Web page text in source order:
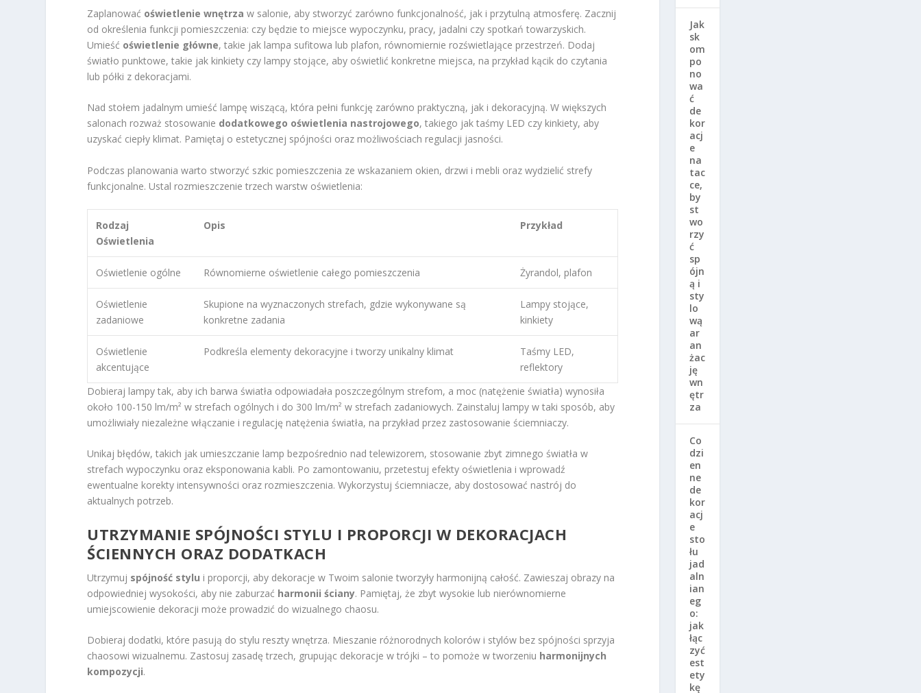
Zaplanować oświetlenie wnętrza w salonie, aby stworzyć zarówno funkcjonalność, jak i przytulną atmosferę. Zacznij
od określenia funkcji pomieszczenia: czy będzie to miejsce wypoczynku, pracy, jadalni czy spotkań towarzyskich.
Umieść oświetlenie główne, takie jak lampa sufitowa lub plafon, równomiernie rozświetlające przestrzeń. Dodaj
światło punktowe, takie jak kinkiety czy lampy stojące, aby oświetlić konkretne miejsca, na przykład kącik do czytania
lub półki z dekoracjami.
Nad stołem jadalnym umieść lampę wiszącą, która pełni funkcję zarówno praktyczną, jak i dekoracyjną. W większych
salonach rozważ stosowanie dodatkowego oświetlenia nastrojowego, takiego jak taśmy LED czy kinkiety, aby
uzyskać ciepły klimat. Pamiętaj o estetycznej spójności oraz możliwościach regulacji jasności.
Podczas planowania warto stworzyć szkic pomieszczenia ze wskazaniem okien, drzwi i mebli oraz wydzielić strefy
funkcjonalne. Ustal rozmieszczenie trzech warstw oświetlenia:
Rodzaj
Oświetlenia
Opis Przykład
Oświetlenie ogólne Równomierne oświetlenie całego pomieszczenia Żyrandol, plafon
Oświetlenie
zadaniowe
Skupione na wyznaczonych strefach, gdzie wykonywane są
konkretne zadania
Lampy stojące,
kinkiety
Oświetlenie
akcentujące
Podkreśla elementy dekoracyjne i tworzy unikalny klimat
Taśmy LED,
reflektory
Dobieraj lampy tak, aby ich barwa światła odpowiadała poszczególnym strefom, a moc (natężenie światła) wynosiła
około 100-150 lm/m² w strefach ogólnych i do 300 lm/m² w strefach zadaniowych. Zainstaluj lampy w taki sposób, aby
umożliwiały niezależne włączanie i regulację natężenia światła, na przykład przez zastosowanie ściemniaczy.
Unikaj błędów, takich jak umieszczanie lamp bezpośrednio nad telewizorem, stosowanie zbyt zimnego światła w
strefach wypoczynku oraz eksponowania kabli. Po zamontowaniu, przetestuj efekty oświetlenia i wprowadź
ewentualne korekty intensywności oraz rozmieszczenia. Wykorzystuj ściemniacze, aby dostosować nastrój do
aktualnych potrzeb.
UTRZYMANIE SPÓJNOŚCI STYLU I PROPORCJI W DEKORACJACH
ŚCIENNYCH ORAZ DODATKACH
Utrzymuj spójność stylu i proporcji, aby dekoracje w Twoim salonie tworzyły harmonijną całość. Zawieszaj obrazy na
odpowiedniej wysokości, aby nie zaburzać harmonii ściany. Pamiętaj, że zbyt wysokie lub nierównomierne
umiejscowienie dekoracji może prowadzić do wizualnego chaosu.
Dobieraj dodatki, które pasują do stylu reszty wnętrza. Mieszanie różnorodnych kolorów i stylów bez spójności sprzyja
chaosowi wizualnemu. Zastosuj zasadę trzech, grupując dekoracje w trójki – to pomoże w tworzeniu harmonijnych
kompozycji.
Jak
sk
om
po
no
wa
ć
de
kor
acj
e
na
tac
ce,
by
st
wo
rzy
ć
sp
ójn
ą i
sty
lo
wą
ar
an
żac
ję
wn
ętr
za
Co
dzi
en
ne
de
kor
acj
e
sto
łu
jad
aln
ian
eg
o:
jak
łąc
zyć
est
ety
kę